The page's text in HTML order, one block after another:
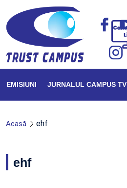
EMISIUNI JURNALUL CAMPUS TV
Acasă ehf
ehf